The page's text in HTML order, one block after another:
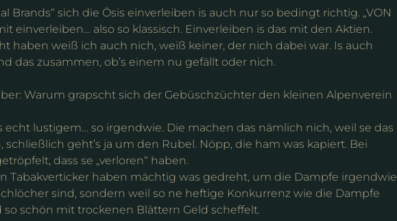
Brands“ sich die Ösis einverleiben is auch nur so bedingt richtig. „VON
einverleiben… also so klassisch. Einverleiben is das mit den Aktien.
haben weiß ich auch nich, weiß keiner, der nich dabei war. Is auch
das zusammen, ob’s einem nu gefällt oder nich.
Warum grapscht sich der Gebüschzüchter den kleinen Alpenverein
lustigem… so irgendwie. Die machen das nämlich nich, weil se das
geht’s ja um den Rubel. Nöpp, die ham was kapiert. Bei
dass se „verloren“ haben.
Tabakverticker haben mächtig was gedreht, um die Dampfe irgendwie
sind, sondern weil so ne heftige Konkurrenz wie die Dampfe
schön mit trockenen Blättern Geld scheffelt.